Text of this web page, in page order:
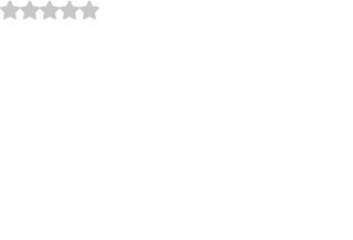
Avaliado com NaN de 5 estrelas.